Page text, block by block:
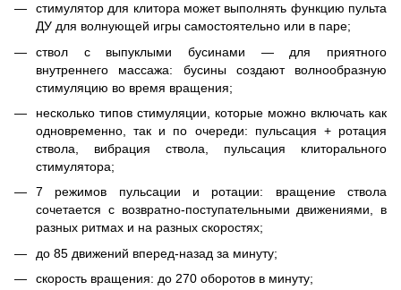
стимулятор для клитора может выполнять функцию пульта
ДУ для волнующей игры самостоятельно или в паре;
ствол с выпуклыми бусинами — для приятного
внутреннего массажа: бусины создают волнообразную
стимуляцию во время вращения;
несколько типов стимуляции, которые можно включать как
одновременно, так и по очереди: пульсация + ротация
ствола, вибрация ствола, пульсация клиторального
стимулятора;
7 режимов пульсации и ротации: вращение ствола
сочетается с возвратно-поступательными движениями, в
разных ритмах и на разных скоростях;
до 85 движений вперед-назад за минуту;
скорость вращения: до 270 оборотов в минуту;